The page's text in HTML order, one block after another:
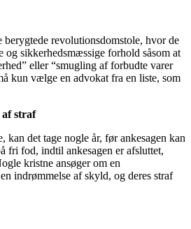
berygtede revolutionsdomstole, hvor de
sikkerhedsmæssige forhold såsom at
eller “smugling af forbudte varer
kun vælge en advokat fra en liste, som
af straf
kan det tage nogle år, før ankesagen kan
fri fod, indtil ankesagen er afsluttet,
kristne ansøger om en
indrømmelse af skyld, og deres straf